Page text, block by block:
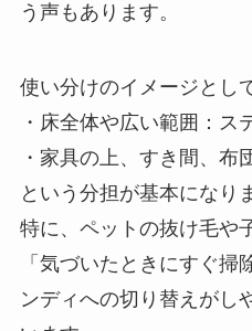
う声もあります。
使い分けのイメージとし
・床全体や広い範囲：ス
・家具の上、すき間、布
という分担が基本になり
特に、ペットの抜け毛や
「気づいたときにすぐ
ンディへの切り替えがし